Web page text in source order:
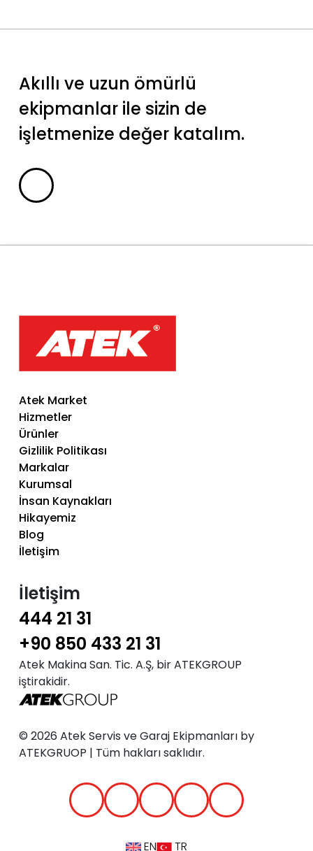
Akıllı ve uzun ömürlü
ekipmanlar ile sizin de
işletmenize değer katalım.
Atek Market
Hizmetler
Ürünler
Gizlilik Politikası
Markalar
Kurumsal
İnsan Kaynakları
Hikayemiz
Blog
İletişim
İletişim
444 21 31
+90 850 433 21 31
Atek Makina San. Tic. A.Ş, bir ATEKGROUP
iştirakidir.
© 2026 Atek Servis ve Garaj Ekipmanları by
ATEKGRUOP | Tüm hakları saklıdır.
EN TR